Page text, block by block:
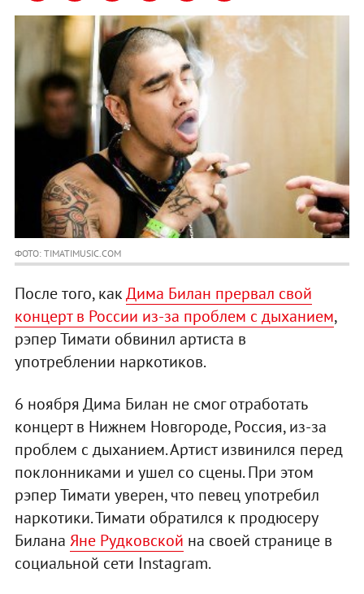
ФОТО: TIMATIMUSIC.COM
После того, какДима Билан прервал свой
концерт в России из-за проблем с дыханием,
рэпер Тимати обвинил артиста в
употреблении наркотиков.
6 ноября Дима Билан не смог отработать
концерт в Нижнем Новгороде, Россия, из-за
проблем с дыханием. Артист извинился перед
поклонниками и ушел со сцены. При этом
рэпер Тимати уверен, что певец употребил
наркотики. Тимати обратился к продюсеру
Билана Яне Рудковской на своей странице в
социальной сети Instagram.